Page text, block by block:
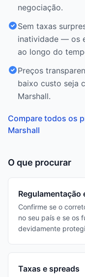
negociação.
Sem taxas
inatividade — os
ao longo do
Preços
baixo custo seja
Marshall.
Compare todos os
Marshall
O que procurar
Regulamentação
Confirme se o
no seu país e se os
devidamente
Taxas e spreads